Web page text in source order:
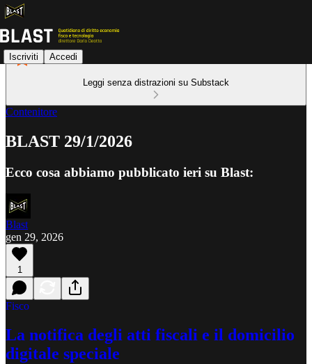
Iscriviti Accedi
Leggi senza distrazioni su Substack
Contenitore
BLAST 29/1/2026
Ecco cosa abbiamo pubblicato ieri su Blast:
Blast
gen 29, 2026
1
Fisco
La notifica degli atti fiscali e il domicilio
digitale speciale